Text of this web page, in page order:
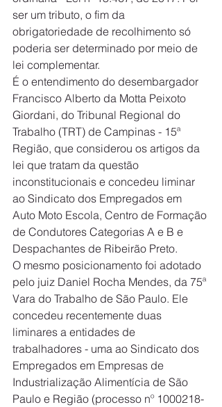
ser um tributo, o fim da
obrigatoriedade de recolhimento só
poderia ser determinado por meio de
lei complementar.
É o entendimento do desembargador
Francisco Alberto da Motta Peixoto
Giordani, do Tribunal Regional do
Trabalho (TRT) de Campinas - 15ª
Região, que considerou os artigos da
lei que tratam da questão
inconstitucionais e concedeu liminar
ao Sindicato dos Empregados em
Auto Moto Escola, Centro de Formação
de Condutores Categorias A e B e
Despachantes de Ribeirão Preto.
O mesmo posicionamento foi adotado
pelo juiz Daniel Rocha Mendes, da 75ª
Vara do Trabalho de São Paulo. Ele
concedeu recentemente duas
liminares a entidades de
trabalhadores - uma ao Sindicato dos
Empregados em Empresas de
Industrialização Alimentícia de São
Paulo e Região (processo nº 1000218-